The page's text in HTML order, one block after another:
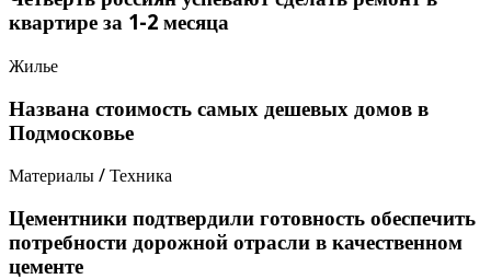
квартире за 1-2 месяца
Жилье
Названа стоимость самых дешевых домов в
Подмосковье
Материалы / Техника
Цементники подтвердили готовность обеспечить
потребности дорожной отрасли в качественном
цементе